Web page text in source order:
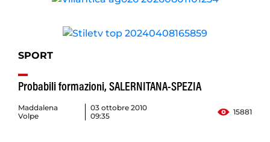
SPORT
Probabili formazioni, SALERNITANA-SPEZIA
Maddalena
Volpe
03 ottobre 2010
09:35
15881